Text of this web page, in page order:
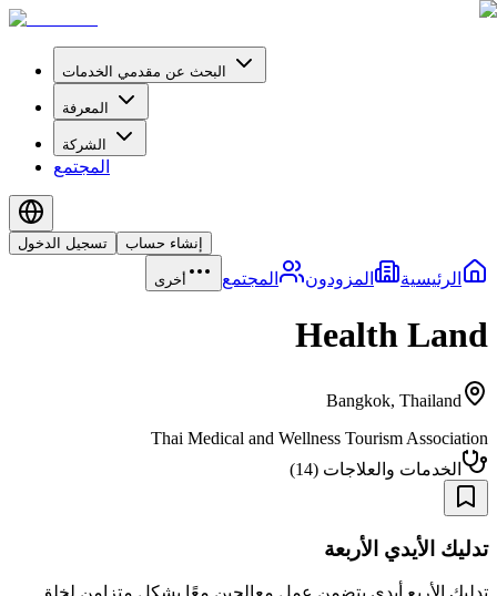
البحث عن مقدمي الخدمات
المعرفة
الشركة
المجتمع
تسجيل الدخول إنشاء حساب
الرئيسية المزودون المجتمع أخرى
Health Land
Bangkok, Thailand
Thai Medical and Wellness Tourism Association
الخدمات والعلاجات (
14
)
تدليك الأيدي الأربعة